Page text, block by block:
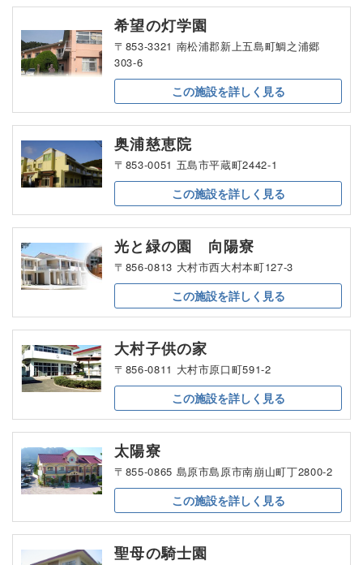
希望の灯学園
〒853-3321 南松浦郡新上五島町鯛之浦郷
303-6
この施設を詳しく見る
奥浦慈恵院
〒853-0051 五島市平蔵町2442-1
この施設を詳しく見る
光と緑の園 向陽寮
〒856-0813 大村市西大村本町127-3
この施設を詳しく見る
大村子供の家
〒856-0811 大村市原口町591-2
この施設を詳しく見る
太陽寮
〒855-0865 島原市島原市南崩山町丁2800-2
この施設を詳しく見る
聖母の騎士園